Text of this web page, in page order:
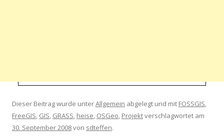
Dieser Beitrag wurde unterAllgemein abgelegt und mit FOSSGIS,
FreeGIS, GIS, GRASS, heise, OSGeo, Projektverschlagwortet am
30. September 2008von sdteffen.